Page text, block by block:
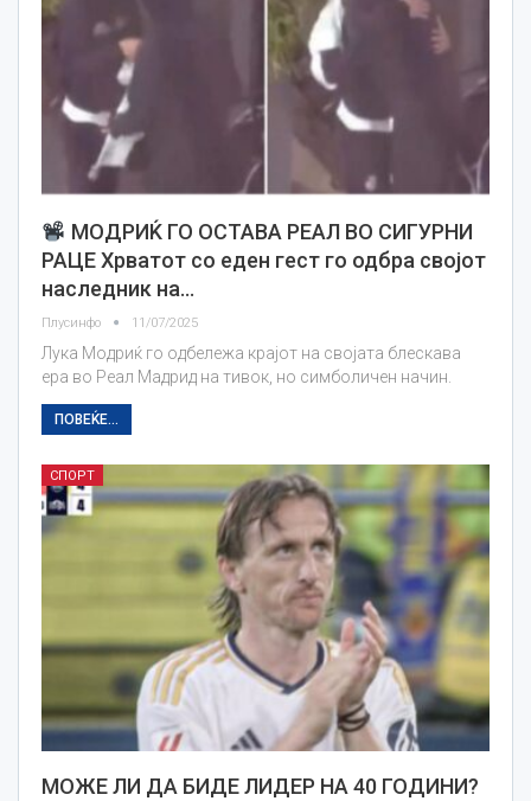
МОДРИЌ ГО ОСТАВА РЕАЛ ВО СИГУРНИ
РАЦЕ Хрватот со еден гест го одбра својот
наследник на…
Плусинфо 11/07/2025
Лука Модриќ го одбележа крајот на својата блескава
ера во Реал Мадрид на тивок, но симболичен начин.
ПОВЕЌЕ...
СПОРТ
МОЖЕ ЛИ ДА БИДЕ ЛИДЕР НА 40 ГОДИНИ?